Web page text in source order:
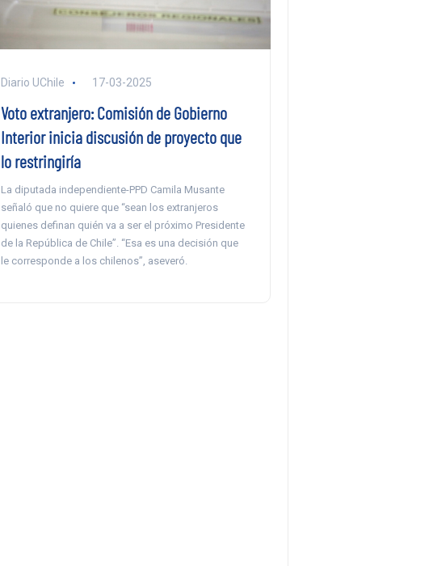
Diario UChile 17-03-2025
Voto extranjero: Comisión de Gobierno
Interior inicia discusión de proyecto que
lo restringiría
La diputada independiente-PPD Camila Musante
señaló que no quiere que “sean los extranjeros
quienes definan quién va a ser el próximo Presidente
de la República de Chile”. “Esa es una decisión que
le corresponde a los chilenos”, aseveró.